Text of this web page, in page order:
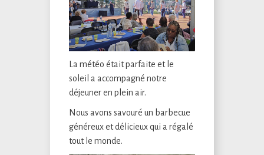
La météo était parfaite et le
soleil a accompagné notre
déjeuner en plein air.
Nous avons savouré un barbecue
généreux et délicieux qui a régalé
tout le monde.